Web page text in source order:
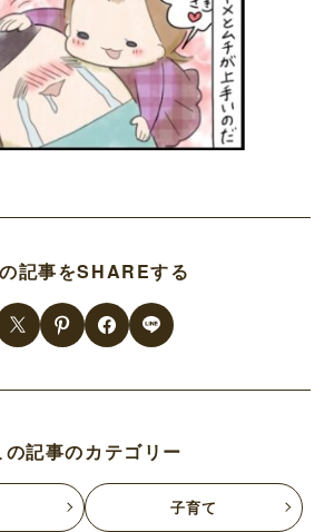
記事をSHAREする
の記事のカテゴリー
子育て